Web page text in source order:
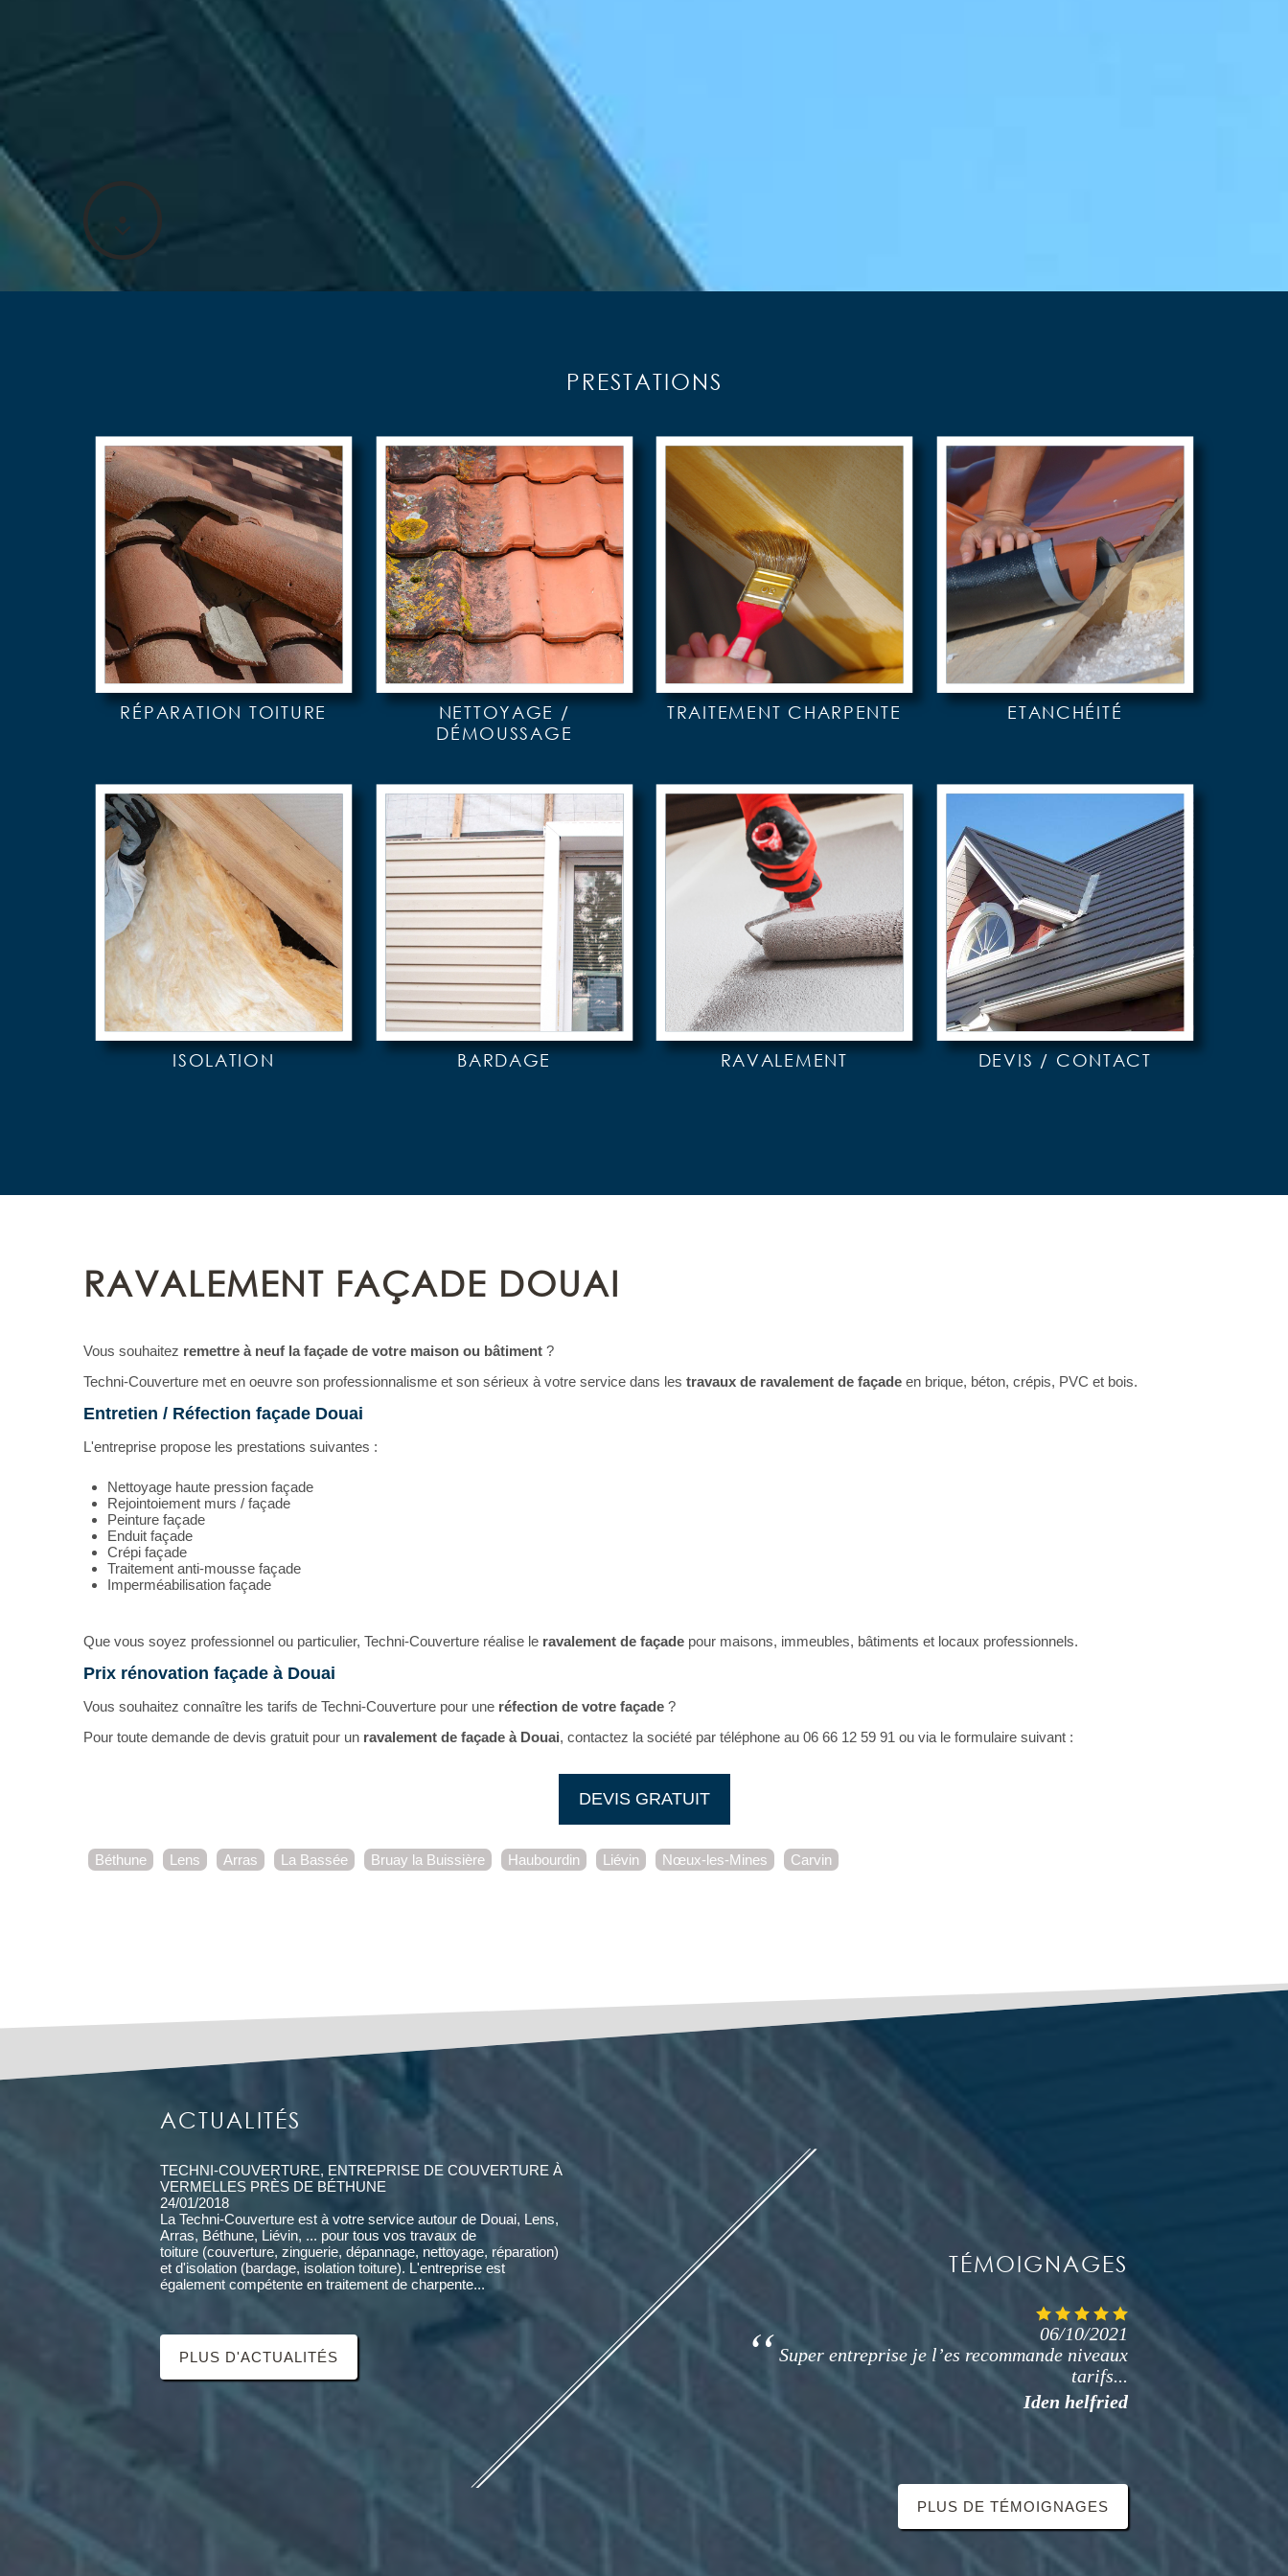
PRESTATIONS
RÉPARATION TOITURE NETTOYAGE /
DÉMOUSSAGE
TRAITEMENT CHARPENTE ETANCHÉITÉ
ISOLATION BARDAGE RAVALEMENT DEVIS / CONTACT
RAVALEMENT FAÇADE DOUAI
Vous souhaitez remettre à neuf la façade de votre maison ou bâtiment ?
Techni-Couverture met en oeuvre son professionnalisme et son sérieux à votre service dans les travaux de ravalement de façade en brique, béton, crépis, PVC et bois.
Entretien / Réfection façade Douai
L'entreprise propose les prestations suivantes :
Nettoyage haute pression façade
Rejointoiement murs / façade
Peinture façade
Enduit façade
Crépi façade
Traitement anti-mousse façade
Imperméabilisation façade
Que vous soyez professionnel ou particulier, Techni-Couverture réalise le ravalement de façade pour maisons, immeubles, bâtiments et locaux professionnels.
Prix rénovation façade à Douai
Vous souhaitez connaître les tarifs de Techni-Couverture pour une réfection de votre façade ?
Pour toute demande de devis gratuit pour un ravalement de façade à Douai, contactez la société par téléphone au 06 66 12 59 91 ou via le formulaire suivant :
DEVIS GRATUIT
Béthune Lens Arras La Bassée Bruay la Buissière Haubourdin Liévin Nœux-les-Mines Carvin
ACTUALITÉS
TECHNI-COUVERTURE, ENTREPRISE DE COUVERTURE À
VERMELLES PRÈS DE BÉTHUNE
24/01/2018
La Techni-Couverture est à votre service autour de Douai, Lens,
Arras, Béthune, Liévin, ... pour tous vos travaux de
toiture (couverture, zinguerie, dépannage, nettoyage, réparation)
et d'isolation (bardage, isolation toiture). L'entreprise est
également compétente en traitement de charpente...
PLUS D'ACTUALITÉS
TÉMOIGNAGES
06/10/2021
Super entreprise je l’es recommande niveaux
tarifs...
Iden helfried
06/10/2021
Super entreprise travaux bien réalisé niveaux
tarifs correct sans sur prise de très bon conseil je
recommande cest entreprise...
PLUS DE TÉMOIGNAGES